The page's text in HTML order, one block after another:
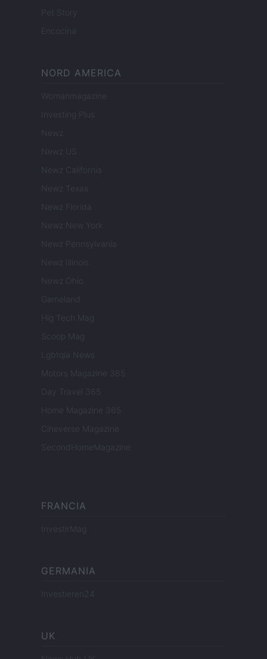
Pet Story
Encocina
NORD AMERICA
Womanmagazine
Investing Plus
Newz
Newz US
Newz California
Newz Texas
Newz Florida
Newz New York
Newz Pennsylvania
Newz Illinois
Newz Ohio
Gameland
Hig Tech Mag
Scoop Mag
Lgbtqia News
Motors Magazine 365
Day Travel 365
Home Magazine 365
Cineverse Magazine
SecondHomeMagazine
FRANCIA
InvestirMag
GERMANIA
Investieren24
UK